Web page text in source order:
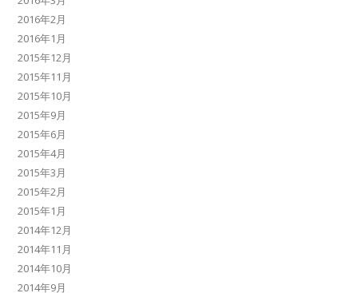
2016年2月
2016年1月
2015年12月
2015年11月
2015年10月
2015年9月
2015年6月
2015年4月
2015年3月
2015年2月
2015年1月
2014年12月
2014年11月
2014年10月
2014年9月